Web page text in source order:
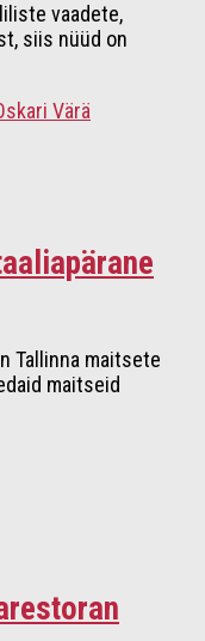
vaadete,
siis nüüd on
Tallinna maitsete
maitseid